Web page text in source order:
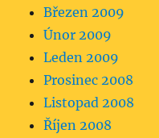
Březen 2009
Únor 2009
Leden 2009
Prosinec 2008
Listopad 2008
Říjen 2008